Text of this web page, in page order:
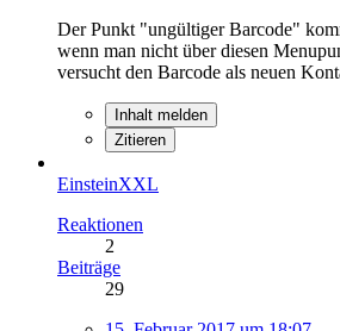
Der Punkt "ungültiger Barcode"
wenn man nicht über diesen
versucht den Barcode als neuen
Inhalt melden
Zitieren
EinsteinXXL
Reaktionen
2
Beiträge
29